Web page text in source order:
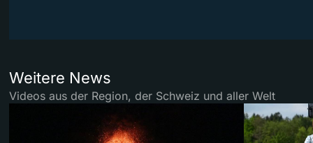
Weitere News
Videos aus der Region, der Schweiz und aller Welt